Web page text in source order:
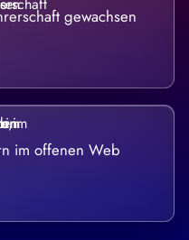
gewachsen
im offenen Web